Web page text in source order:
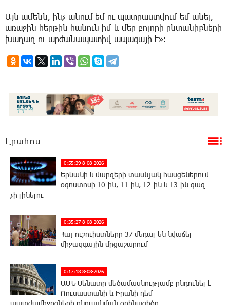
Այն ամենն, ինչ անում եմ ու պատրաստվում եմ անել,
առաջին հերթին հանուն իմ և մեր բոլորի ընտանիքների
խաղաղ ու արժանապատիվ ապագայի է»:
Լրահոս
0:55:39 8-08-2026
Երևանի և մարզերի տասնյակ հասցեներում
օգոստոսի 10-ին, 11-ին, 12-ին և 13-ին գազ
չի լինելու
0:35:27 8-08-2026
Հայ ուշուիստները 37 մեդալ են նվաճել
միջազգային մրցաշարում
0:17:18 8-08-2026
ԱՄՆ Սենատը մեծամասնությամբ ընդունել է
Ռուսաստանի և Իրանի դեմ